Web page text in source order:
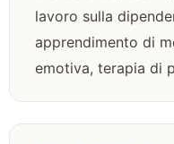
lavoro sulla
apprendimento di
emotiva, terapia di